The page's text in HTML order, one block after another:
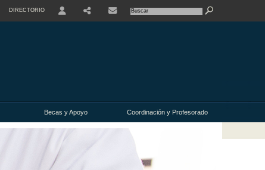
DIRECTORIO
Becas y Apoyo Coordinación y Profesorado